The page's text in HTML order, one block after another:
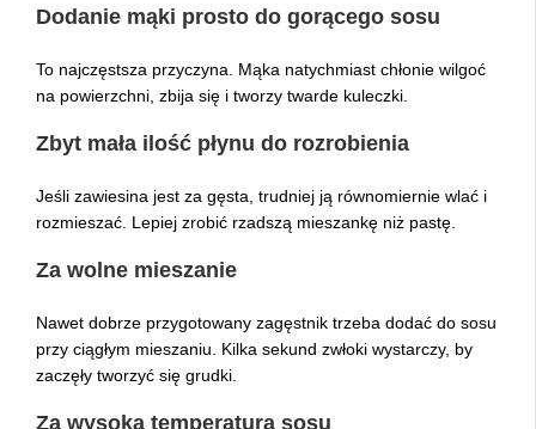
Dodanie mąki prosto do gorącego sosu
To najczęstsza przyczyna. Mąka natychmiast chłonie wilgoć
na powierzchni, zbija się i tworzy twarde kuleczki.
Zbyt mała ilość płynu do rozrobienia
Jeśli zawiesina jest za gęsta, trudniej ją równomiernie wlać i
rozmieszać. Lepiej zrobić rzadszą mieszankę niż pastę.
Za wolne mieszanie
Nawet dobrze przygotowany zagęstnik trzeba dodać do sosu
przy ciągłym mieszaniu. Kilka sekund zwłoki wystarczy, by
zaczęły tworzyć się grudki.
Za wysoka temperatura sosu